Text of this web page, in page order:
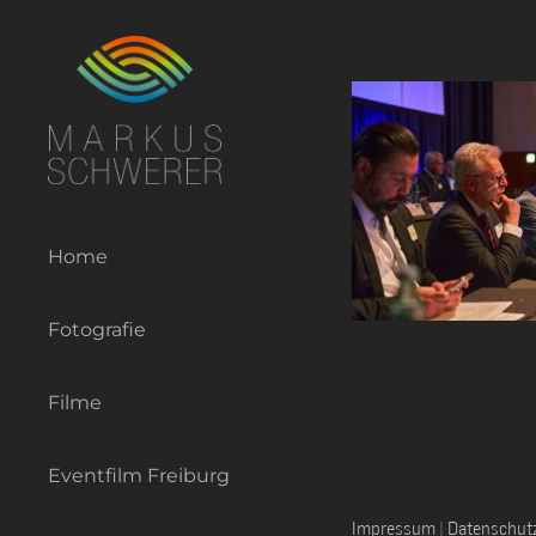
Home
Fotografie
Filme
Eventfilm Freiburg
Impressum |